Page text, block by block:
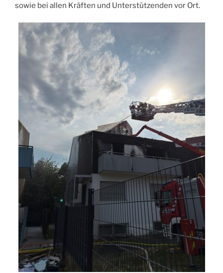
sowie bei allen Kräften und Unterstützenden vor Ort.